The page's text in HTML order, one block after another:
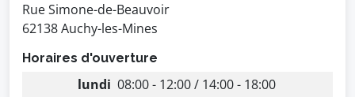
Rue Simone-de-Beauvoir
62138 Auchy-les-Mines
Horaires d'ouverture
lundi 08:00 - 12:00 / 14:00 - 18:00